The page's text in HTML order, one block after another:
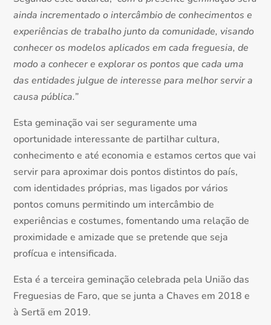
ainda incrementado o intercâmbio de conhecimentos e
experiências de trabalho junto da comunidade, visando
conhecer os modelos aplicados em cada freguesia, de
modo a conhecer e explorar os pontos que cada uma
das entidades julgue de interesse para melhor servir a
causa pública.”
Esta geminação vai ser seguramente uma
oportunidade interessante de partilhar cultura,
conhecimento e até economia e estamos certos que vai
servir para aproximar dois pontos distintos do país,
com identidades próprias, mas ligados por vários
pontos comuns permitindo um intercâmbio de
experiências e costumes, fomentando uma relação de
proximidade e amizade que se pretende que seja
profícua e intensificada.
Esta é a terceira geminação celebrada pela União das
Freguesias de Faro, que se junta a Chaves em 2018 e
à Sertã em 2019.